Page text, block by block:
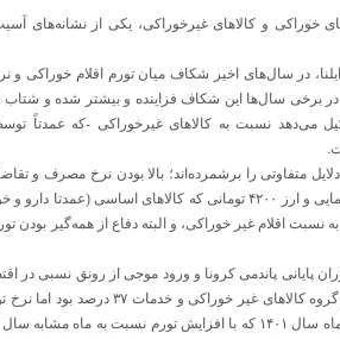
خوراکی و کالاهای غیرخوراکی، یکی از نشانه‌های
در سال‌های اخیر شکاف میان تورم اقلام خوراکی
برخی سال‌ها این شکاف فزاینده و بیشتر شده و شتاب
می‌دهد نسبت به کالاهای غیرخوراکی -که عمدتاً
متفاوتی را برشمرده‌اند؛ بالا بودن نرخ مصرف و
بالای مصرف کننده، حذف ارز نیمایی و ارز ۴۲۰۰ تومانی که
اقلام غیر خوراکی، و البته دفاع از همه‌گیر بودن
که در واقع دوران پایانی پاندمی کرونا و ورود موجی از رونق
خوراکی در آبان ماه ۶۰ درصد و گروه
ایران به ۴۵ درصد رسید. در آبان‌ماه سال ۱۴۰۱ که با افزایش تورم